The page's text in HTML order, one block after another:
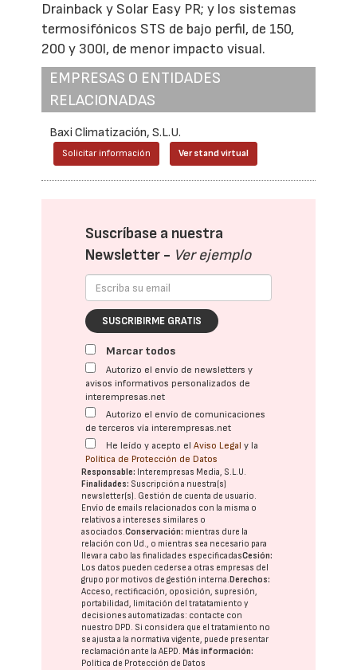
Drainback y Solar Easy PR; y los sistemas
termosifónicos STS de bajo perfil, de 150,
200 y 300l, de menor impacto visual.
EMPRESAS O ENTIDADES
RELACIONADAS
Baxi Climatización, S.L.U.
Solicitar información Ver stand virtual
Suscríbase a nuestra
Newsletter - Ver ejemplo
SUSCRIBIRME GRATIS
Marcar todos
Autorizo el envío de newsletters y
avisos informativos personalizados de
interempresas.net
Autorizo el envío de comunicaciones
de terceros vía interempresas.net
He leído y acepto elAviso Legal y la
Política de Protección de Datos
Responsable: Interempresas Media, S.L.U.
Finalidades: Suscripción a nuestra(s)
newsletter(s). Gestión de cuenta de usuario.
Envío de emails relacionados con la misma o
relativos a intereses similares o
asociados.Conservación: mientras dure la
relación con Ud., o mientras sea necesario para
llevar a cabo las finalidades especificadasCesión:
Los datos pueden cederse a otras empresas del
grupo por motivos de gestión interna. Derechos:
Acceso, rectificación, oposición, supresión,
portabilidad, limitación del tratatamiento y
decisiones automatizadas: contacte con
nuestro DPD. Si considera que el tratamiento no
se ajusta a la normativa vigente, puede presentar
reclamación ante laAEPD. Más información:
Política de Protección de Datos